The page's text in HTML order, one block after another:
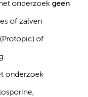
onderzoek geen
of zalven
of
onderzoek